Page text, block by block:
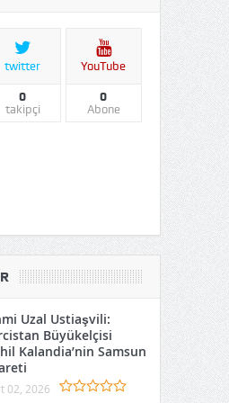
Denizi
Biri, Ama Stratejik
twitter
0
takipçi
YouTube
0
Abone
Uzal Ustiaşvili:
Büyükelçisi
Kalandia’nin Samsun
02, 2026